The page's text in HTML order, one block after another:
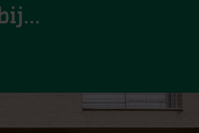
bij...